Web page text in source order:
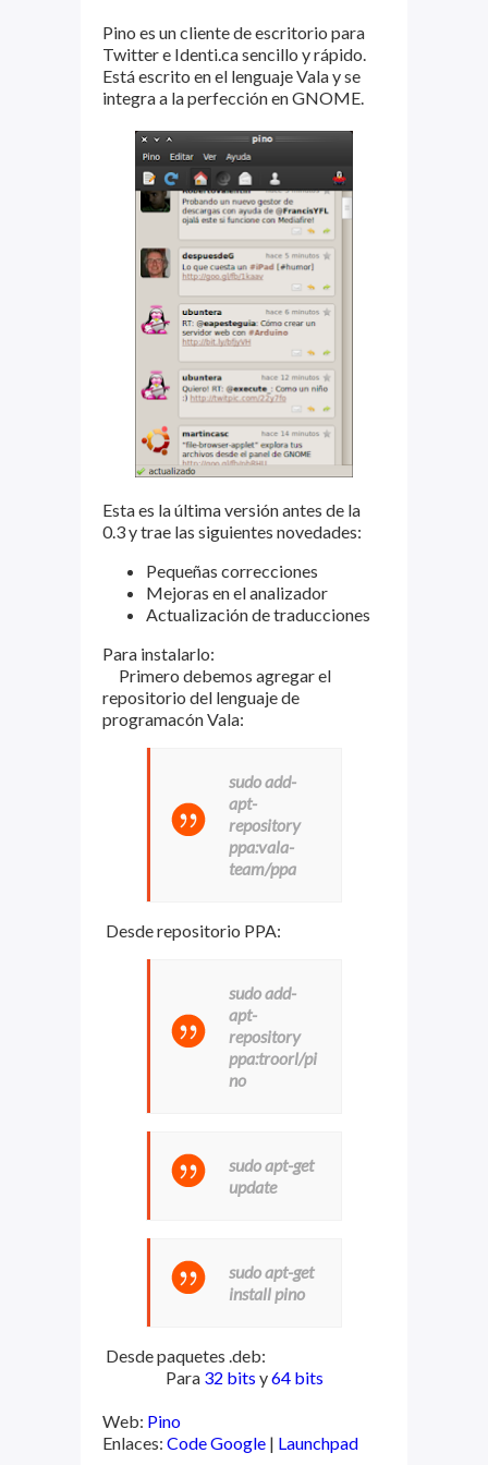
Pino es un cliente de escritorio para
Twitter e Identi.ca sencillo y rápido.
Está escrito en el lenguaje Vala y se
integra a la perfección en GNOME.
Esta es la última versión antes de la
0.3 y trae las siguientes novedades:
Pequeñas correcciones
Mejoras en el analizador
Actualización de traducciones
Para instalarlo:
Primero debemos agregar el
repositorio del lenguaje de
programacón Vala:
sudo add-
apt-
repository
ppa:vala-
team/ppa
Desde repositorio PPA:
sudo add-
apt-
repository
ppa:troorl/pi
no
sudo apt-get
update
sudo apt-get
install pino
Desde paquetes .deb:
Para 32 bits y64 bits
Web: Pino
Enlaces: Code Google | Launchpad